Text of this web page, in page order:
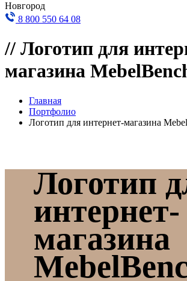
Новгород
8 800 550 64 08
// Логотип для
магазина
Главная
Портфолио
Логотип для интернет-магазина